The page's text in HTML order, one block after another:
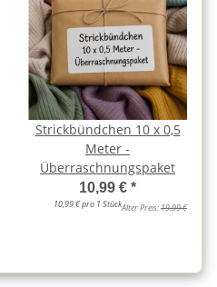
Strickbündchen 10 x 0,5
Meter -
Überraschnungspaket
10,99 € *
10,99 € pro 1 StückAlter Preis:19,99 €